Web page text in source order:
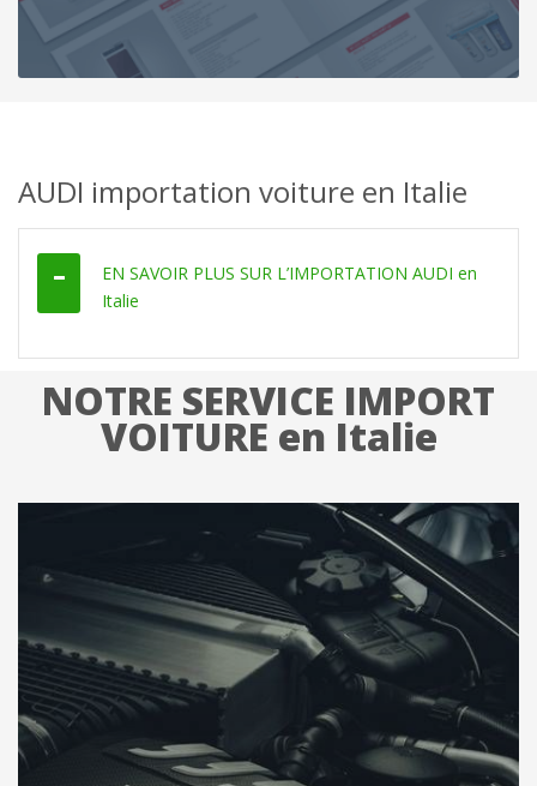
AUDI importation voiture en Italie
EN SAVOIR PLUS SUR L’IMPORTATION AUDI en
Italie
NOTRE SERVICE IMPORT
VOITURE en Italie